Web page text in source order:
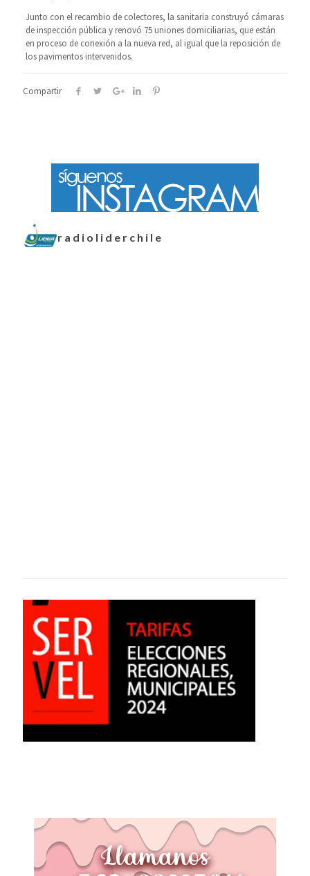
Junto con el recambio de colectores, la sanitaria construyó cámaras
de inspección pública y renovó 75 uniones domiciliarias, que están
en proceso de conexión a la nueva red, al igual que la reposición de
los pavimentos intervenidos.
Compartir
radioliderchile